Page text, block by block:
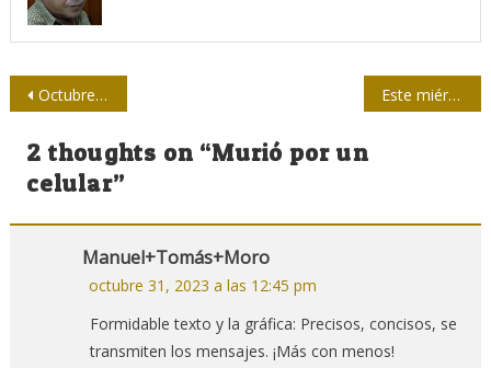
Navegación
de
entradas
Octubre: cuarenta y una notas con Palestina en el corazón Este miércoles 1 de noviembre continúan las acreditaciones
2 thoughts on “Murió por un
celular”
Manuel+Tomás+Moro
octubre 31, 2023 a las 12:45 pm
Formidable texto y la gráfica: Precisos, concisos, se
transmiten los mensajes. ¡Más con menos!